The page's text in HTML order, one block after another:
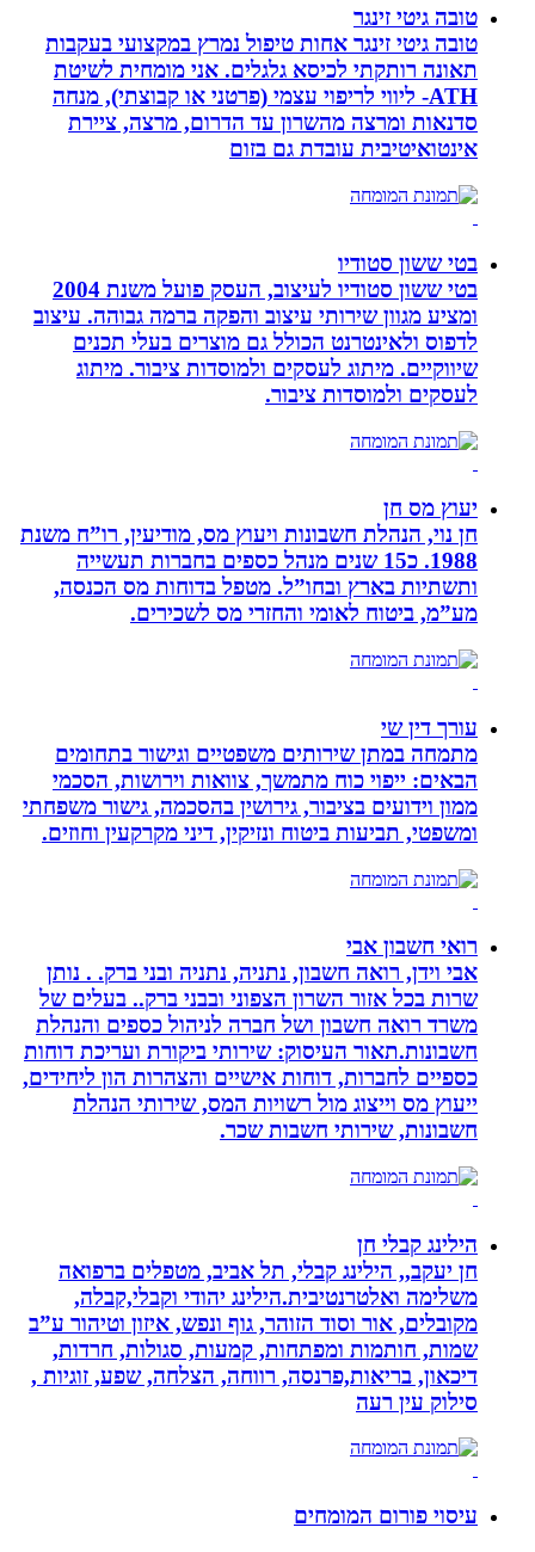
טובה גיטי זינגר
טובה גיטי זינגר אחות טיפול נמרץ במקצועי בעקבות
תאונה רותקתי לכיסא גלגלים. אני מומחית לשיטת
ATH- ליווי לריפוי עצמי (פרטני או קבוצתי), מנחה
סדנאות ומרצה מהשרון עד הדרום, מרצה, ציירת
אינטואיטיבית עובדת גם בזום
בטי ששון סטודיו
בטי ששון סטודיו לעיצוב, העסק פועל משנת 2004
ומציע מגוון שירותי עיצוב והפקה ברמה גבוהה. עיצוב
לדפוס ולאינטרנט הכולל גם מוצרים בעלי תכנים
שיווקיים. מיתוג לעסקים ולמוסדות ציבור. מיתוג
לעסקים ולמוסדות ציבור.
יעוץ מס חן
חן נוי, הנהלת חשבונות ויעוץ מס, מודיעין, רו”ח משנת
1988. כ15 שנים מנהל כספים בחברות תעשייה
ותשתיות בארץ ובחו”ל. מטפל בדוחות מס הכנסה,
מע”מ, ביטוח לאומי והחזרי מס לשכירים.
עורך דין שי
מתמחה במתן שירותים משפטיים וגישור בתחומים
הבאים: ייפוי כוח מתמשך, צוואות וירושות, הסכמי
ממון וידועים בציבור, גירושין בהסכמה, גישור משפחתי
ומשפטי, תביעות ביטוח ונזיקין, דיני מקרקעין וחוזים.
רואי חשבון אבי
אבי וידן, רואה חשבון, נתניה, נתניה ובני ברק. . נותן
שרות בכל אזור השרון הצפוני ובבני ברק.. בעלים של
משרד רואה חשבון ושל חברה לניהול כספים והנהלת
חשבונות.תאור העיסוק: שירותי ביקורת ועריכת דוחות
כספיים לחברות, דוחות אישיים והצהרות הון ליחידים,
ייעוץ מס וייצוג מול רשויות המס, שירותי הנהלת
חשבונות, שירותי חשבות שכר.
הילינג קבלי חן
חן יעקב,, הילינג קבלי, תל אביב, מטפלים ברפואה
משלימה ואלטרנטיבית.הילינג יהודי וקבלי,קבלה,
מקובלים, אור וסוד הזוהר, גוף ונפש, איזון וטיהור ע”ב
שמות, חותמות ומפתחות, קמעות, סגולות, חרדות,
דיכאון, בריאות,פרנסה, רווחה, הצלחה, שפע, זוגיות ,
סילוק עין רעה
עיסוי פורום המומחים